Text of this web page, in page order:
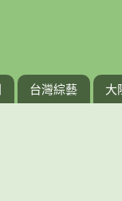
台灣綜藝 大